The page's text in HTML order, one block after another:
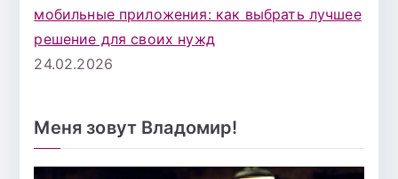
мобильные приложения: как выбрать лучшее
решение для своих нужд
24.02.2026
Меня зовут Владомир!